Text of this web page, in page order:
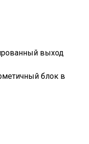
выход
блок в